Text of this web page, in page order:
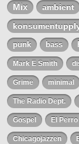
Mix
ambient
punk bass
Mark E Smith
Grime minimal
The Radio Dept.
Gospel El
Chicagojazzen